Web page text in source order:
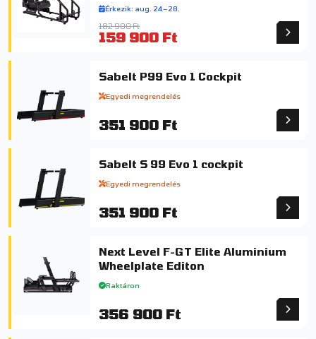
Érkezik: aug. 24–28.
182 900 Ft
159 900 Ft
Sabelt P99 Evo 1 Cockpit
Egyedi megrendelés
351 900 Ft
Sabelt S 99 Evo 1 cockpit
Egyedi megrendelés
351 900 Ft
Next Level F-GT Elite Aluminium
Wheelplate Editon
Raktáron
356 900 Ft